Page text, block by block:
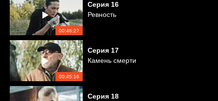
00:46:27
Серия 16
Ревность
00:45:16
Серия 17
Камень смерти
Серия 18